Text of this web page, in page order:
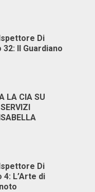
Di
Il Guardiano
LA CIA SU
Di
4: L’Arte di